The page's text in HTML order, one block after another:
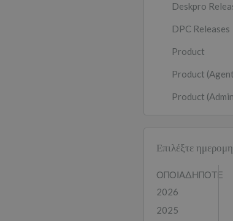
Deskpro
DPC Releases
Product
Product
Product
Επιλέξτε
ΟΠΟΙΑΔΉΠΟΤΕ
2026
2025